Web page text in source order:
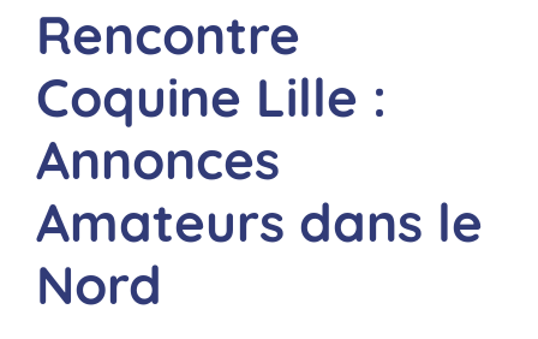
Rencontre
Coquine Lille :
Annonces
Amateurs dans le
Nord